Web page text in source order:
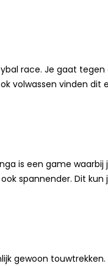
race. Je gaat
volwassen vinden
is een game
spannender. Dit
gewoon